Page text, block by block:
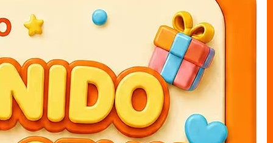
ARTÍCULOS RECOMENDADOS